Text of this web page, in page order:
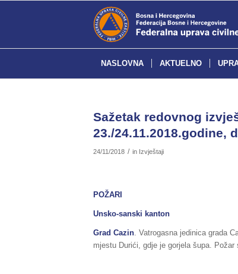
NASLOVNA AKTUELNO
Sažetak redovnog
23./24.11.2018.godine,
24/11/2018 / in Izvještaji
POŽARI
Unsko-sanski kanton
Grad Cazin. Vatrogasna jedinica grada
mjestu Durići, gdje je gorjela šupa.